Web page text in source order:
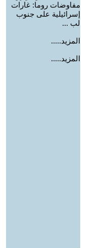
مفاوضات روما: غارات
إسرائيلية على جنوب
لب ...
المزيد.....
المزيد.....